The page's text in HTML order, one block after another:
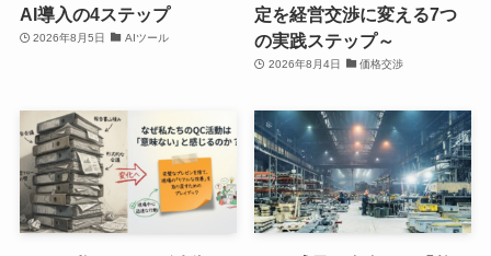
AI導入の4ステップ
2026年8月5日 AIツール
定を経営交渉に変える7つ
の実践ステップ～
2026年8月4日 価格交渉